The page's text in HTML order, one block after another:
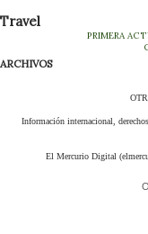
Travel
PRIMERA
ARCHIVOS
Información internacional,
El Mercurio Digital